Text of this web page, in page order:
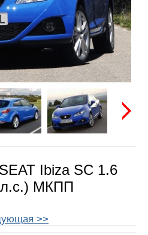
Ibiza SC 1.6
л.с.) МКПП
>>